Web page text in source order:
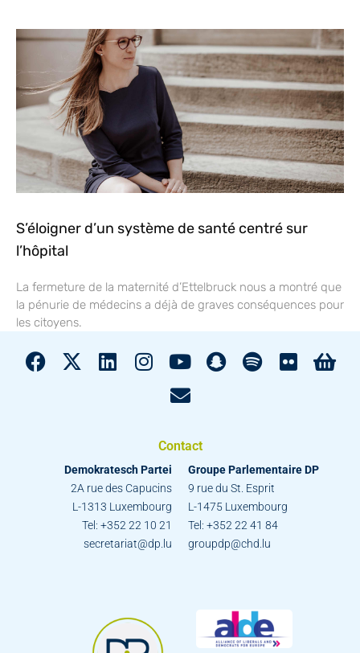
S’éloigner d’un système de santé centré sur
l’hôpital
La fermeture de la maternité d’Ettelbruck nous a montré que
la pénurie de médecins a déjà de graves conséquences pour
les citoyens.
Contact
Demokratesch Partei
2A rue des Capucins
L-1313 Luxembourg
Tel: +352 22 10 21
secretariat@dp.lu
Groupe Parlementaire DP
9 rue du St. Esprit
L-1475 Luxembourg
Tel: +352 22 41 84
groupdp@chd.lu